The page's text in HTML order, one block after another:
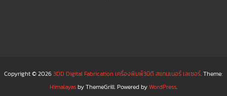
Copyright © 20263DD Digital Fabrication เครื่องพิมพ์3มิติ สแกนเนอร์ เลเซอร์. Theme:
Himalayasby ThemeGrill. Powered byWordPress.